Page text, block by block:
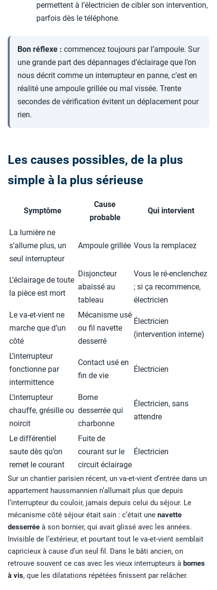
permettent à l’électricien de cibler son intervention,
parfois dès le téléphone.
Bon réflexe : commencez toujours par l’ampoule. Sur
une grande part des dépannages d’éclairage que l’on
nous décrit comme un interrupteur en panne, c’est en
réalité une ampoule grillée ou mal vissée. Trente
secondes de vérification évitent un déplacement pour
rien.
Les causes possibles, de la plus
simple à la plus sérieuse
Symptôme
Cause
probable
Qui intervient
La lumière ne
s’allume plus, un
seul interrupteur
Ampoule grillée Vous la remplacez
L’éclairage de toute
la pièce est mort
Disjoncteur
abaissé au
tableau
Vous le ré-enclenchez
; si ça recommence,
électricien
Le va-et-vient ne
marche que d’un
côté
Mécanisme usé
ou fil navette
desserré
Électricien
(intervention interne)
L’interrupteur
fonctionne par
intermittence
Contact usé en
fin de vie
Électricien
L’interrupteur
chauffe, grésille ou
noircit
Borne
desserrée qui
charbonne
Électricien, sans
attendre
Le différentiel
saute dès qu’on
remet le courant
Fuite de
courant sur le
circuit éclairage
Électricien
Sur un chantier parisien récent, un va-et-vient d’entrée dans un
appartement haussmannien n’allumait plus que depuis
l’interrupteur du couloir, jamais depuis celui du séjour. Le
mécanisme côté séjour était sain : c’était une navette
desserrée à son bornier, qui avait glissé avec les années.
Invisible de l’extérieur, et pourtant tout le va-et-vient semblait
capricieux à cause d’un seul fil. Dans le bâti ancien, on
retrouve souvent ce cas avec les vieux interrupteurs à bornes
à vis, que les dilatations répétées finissent par relâcher.